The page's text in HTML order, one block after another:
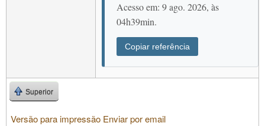
Acesso em: 9 ago. 2026, às
04h39min.
Copiar referência
Superior
Versão para impressão Enviar por email